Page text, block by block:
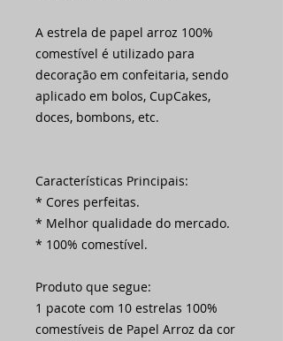
A estrela de papel arroz 100%
comestível é utilizado para
decoração em confeitaria, sendo
aplicado em bolos, CupCakes,
doces, bombons, etc.
Características Principais:
* Cores perfeitas.
* Melhor qualidade do mercado.
* 100% comestível.
Produto que segue:
1 pacote com 10 estrelas 100%
comestíveis de Papel Arroz da cor